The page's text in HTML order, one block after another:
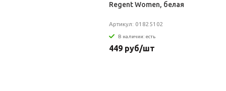
Regent Women, белая
Артикул: 01825102
В наличии: есть
449 руб/шт